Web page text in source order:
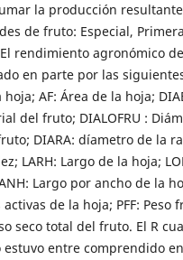
la producción
de fruto: Especial,
rendimiento agronómico
en parte por las
AF: Área de la hoja;
del fruto; DIALOFRU :
DIARA: díametro de la
LARH: Largo de la hoja;
Largo por ancho de la
de la hoja; PFF: Peso
seco total del fruto. El R
entre comprendido